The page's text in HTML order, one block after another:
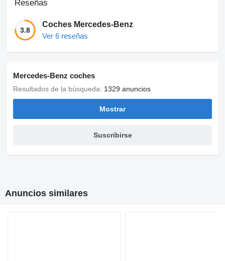
Podvozok AGILITY CONTROL
Upevňovacie oká na náklad
Výstražný ukazovateľ stavu kvapalín paliva oleja chladiacej
kvapaliny kvapaliny do ostrekovača
Kontrola originality
Reseñas
3.8
Coches Mercedes-Benz
Ver 6 reseñas
Mercedes-Benz coches
Resultados de la búsqueda: 1329 anuncios
Mostrar
Suscribirse
Anuncios similares